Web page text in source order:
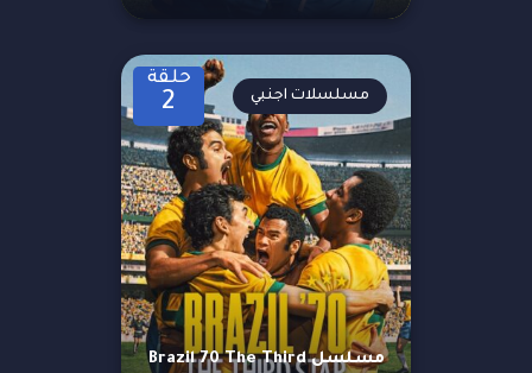
حلقة
2
مسلسل Brazil 70 The Third
مسلسلات اجنبي